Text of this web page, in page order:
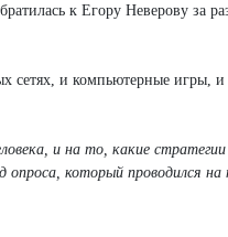
к Егору Неверову за
сетях, и компьютерные игры, и
и на то, какие стратегии
опроса, который проводился